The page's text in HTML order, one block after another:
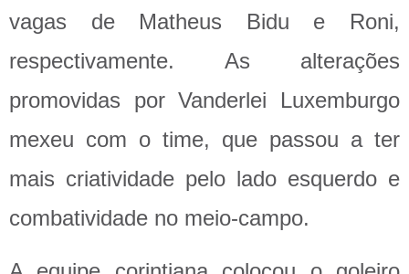
vagas de Matheus Bidu e Roni,
respectivamente. As alterações
promovidas por Vanderlei Luxemburgo
mexeu com o time, que passou a ter
mais criatividade pelo lado esquerdo e
combatividade no meio-campo.